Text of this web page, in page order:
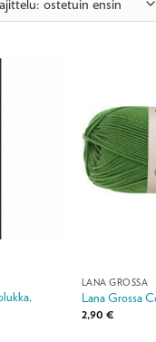
LANA GROSSA
Lana Grossa
2,90 €